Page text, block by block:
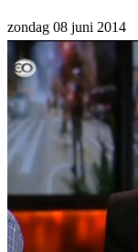
zondag 08 juni 2014